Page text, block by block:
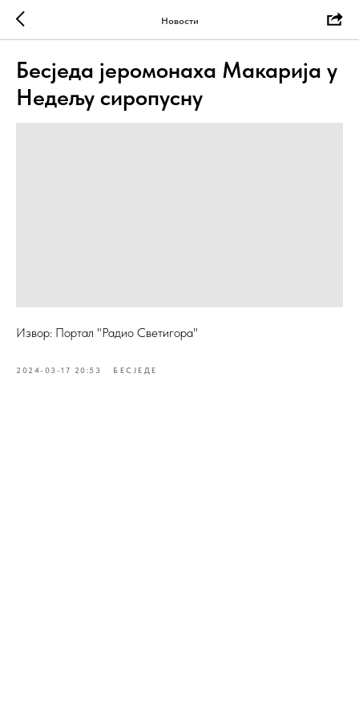
Новости
Бесједа јеромонаха Макарија у
Недељу сиропусну
Извор: Портал "Радио Светигора"
2024-03-17 20:53 БЕСJЕДЕ